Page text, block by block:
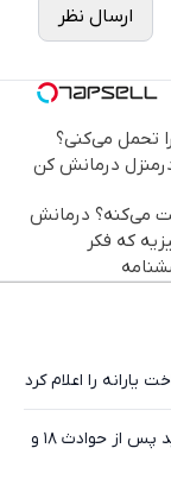
ارسال نظر
را تحمل می‌کنی؟
درمانش کن
می‌کنه؟ درمانش
که فکر
یارانه را اعلام کرد
ببینید/ روایت تازه پزشکیان از جلسه با رهبر شهید پس از حوادث ۱۸ و